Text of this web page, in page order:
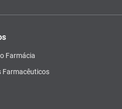
Farmácia
Farmacêuticos